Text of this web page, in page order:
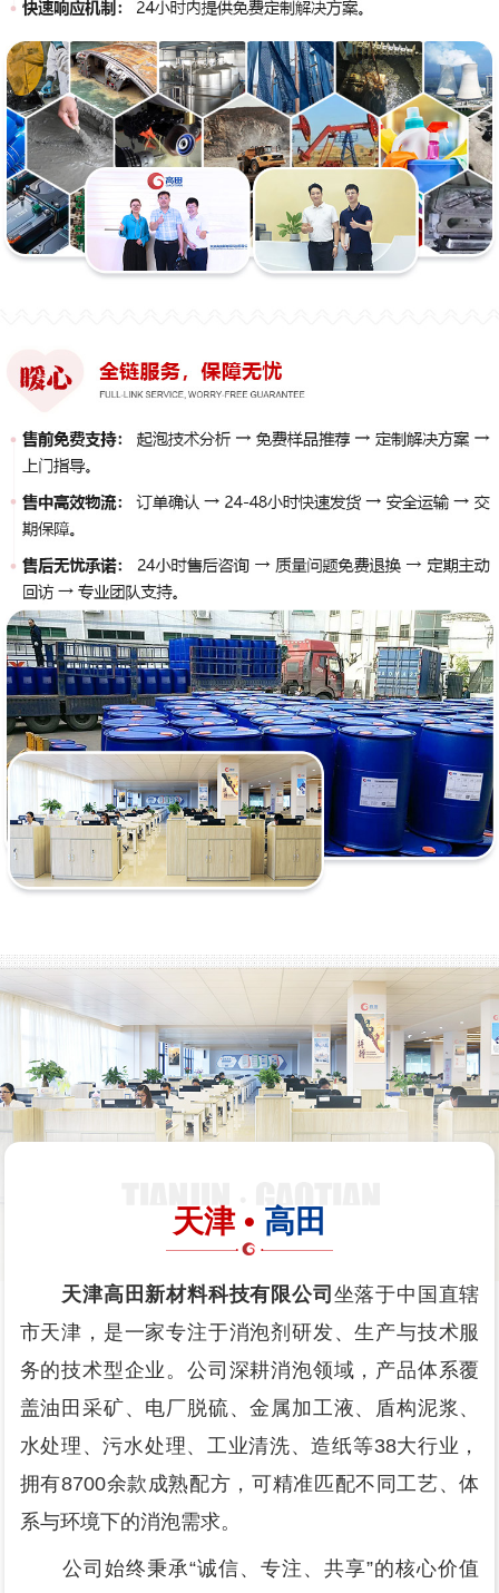
天津 • 高田
天津高田新材料科技有限公司 坐落于中国直辖
市天津，是一家专注于消泡剂研发、生产与技术服
务的技术型企业。公司深耕消泡领域，产品体系覆
盖油田采矿、电厂脱硫、金属加工液、盾构泥浆、
水处理、污水处理、工业清洗、造纸等38大行业，
拥有8700余款成熟配方，可精准匹配不同工艺、体
系与环境下的消泡需求。
公司始终秉承“诚信、专注、共享”的核心价值